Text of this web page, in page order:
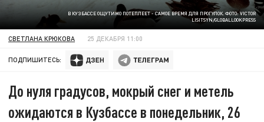
В КУЗБАССЕ ОЩУТИМО ПОТЕПЛЕЕТ - САМОЕ ВРЕМЯ ДЛЯ ПРОГУЛОК. ФОТО: VICTOR
LISITSYN/GLOBALLOOKPRESS
СВЕТЛАНА КРЮКОВА 25 ДЕКАБРЯ 11:00
ПОДПИШИТЕСЬ:
До нуля градусов, мокрый снег и метель
ожидаются в Кузбассе в понедельник, 26